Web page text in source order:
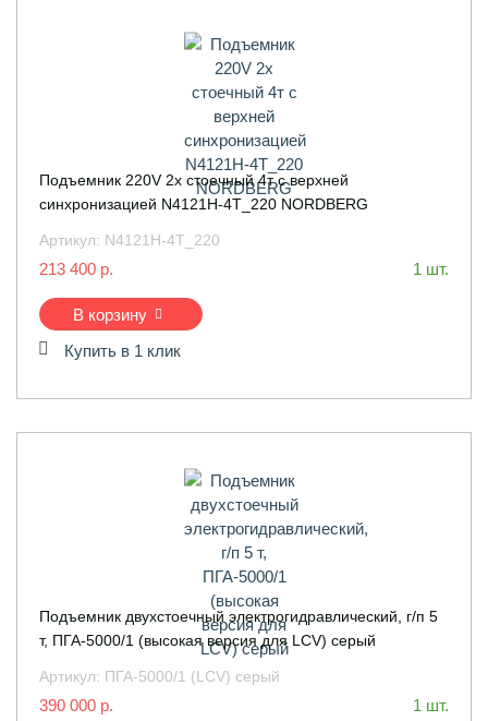
Подъемник 220V 2х стоечный 4т с верхней
синхронизацией N4121H-4T_220 NORDBERG
Артикул: N4121H-4T_220
213 400 р. 1 шт.
В корзину
Купить в 1 клик
Подъемник двухстоечный электрогидравлический, г/п 5
т, ПГА-5000/1 (высокая версия для LCV) серый
Артикул: ПГА-5000/1 (LCV) серый
390 000 р. 1 шт.